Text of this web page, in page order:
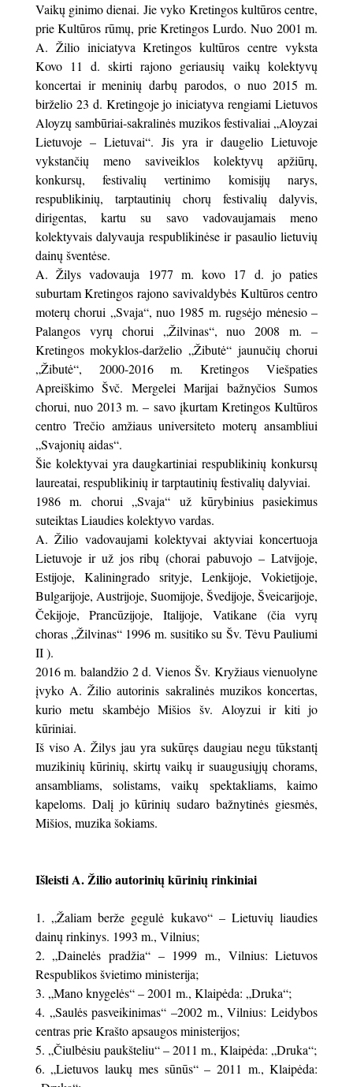
Vaikų ginimo dienai. Jie vyko Kretingos kultūros centre,
prie Kultūros rūmų, prie Kretingos Lurdo. Nuo 2001 m.
A. Žilio iniciatyva Kretingos kultūros centre vyksta
Kovo 11 d. skirti rajono geriausių vaikų kolektyvų
koncertai ir meninių darbų parodos, o nuo 2015 m.
birželio 23 d. Kretingoje jo iniciatyva rengiami Lietuvos
Aloyzų sambūriai-sakralinės muzikos festivaliai „Aloyzai
Lietuvoje – Lietuvai“. Jis yra ir daugelio Lietuvoje
vykstančių meno saviveiklos kolektyvų apžiūrų,
konkursų, festivalių vertinimo komisijų narys,
respublikinių, tarptautinių chorų festivalių dalyvis,
dirigentas, kartu su savo vadovaujamais meno
kolektyvais dalyvauja respublikinėse ir pasaulio lietuvių
dainų šventėse.
A. Žilys vadovauja 1977 m. kovo 17 d. jo paties
suburtam Kretingos rajono savivaldybės Kultūros centro
moterų chorui „Svaja“, nuo 1985 m. rugsėjo mėnesio –
Palangos vyrų chorui „Žilvinas“, nuo 2008 m. –
Kretingos mokyklos-darželio „Žibutė“ jaunučių chorui
„Žibutė“, 2000-2016 m. Kretingos Viešpaties
Apreiškimo Švč. Mergelei Marijai bažnyčios Sumos
chorui, nuo 2013 m. – savo įkurtam Kretingos Kultūros
centro Trečio amžiaus universiteto moterų ansambliui
„Svajonių aidas“.
Šie kolektyvai yra daugkartiniai respublikinių konkursų
laureatai, respublikinių ir tarptautinių festivalių dalyviai.
1986 m. chorui „Svaja“ už kūrybinius pasiekimus
suteiktas Liaudies kolektyvo vardas.
A. Žilio vadovaujami kolektyvai aktyviai koncertuoja
Lietuvoje ir už jos ribų (chorai pabuvojo – Latvijoje,
Estijoje, Kaliningrado srityje, Lenkijoje, Vokietijoje,
Bulgarijoje, Austrijoje, Suomijoje, Švedijoje, Šveicarijoje,
Čekijoje, Prancūzijoje, Italijoje, Vatikane (čia vyrų
choras „Žilvinas“ 1996 m. susitiko su Šv. Tėvu Pauliumi
II ).
2016 m. balandžio 2 d. Vienos Šv. Kryžiaus vienuolyne
įvyko A. Žilio autorinis sakralinės muzikos koncertas,
kurio metu skambėjo Mišios šv. Aloyzui ir kiti jo
kūriniai.
Iš viso A. Žilys jau yra sukūręs daugiau negu tūkstantį
muzikinių kūrinių, skirtų vaikų ir suaugusiųjų chorams,
ansambliams, solistams, vaikų spektakliams, kaimo
kapeloms. Dalį jo kūrinių sudaro bažnytinės giesmės,
Mišios, muzika šokiams.
Išleisti A. Žilio autorinių kūrinių rinkiniai
„Žaliam berže gegulė kukavo“ – Lietuvių liaudies
dainų rinkinys. 1993 m., Vilnius;
„Dainelės pradžia“ – 1999 m., Vilnius: Lietuvos
Respublikos švietimo ministerija;
„Mano knygelės“ – 2001 m., Klaipėda: „Druka“;
„Saulės pasveikinimas“ –2002 m., Vilnius: Leidybos
centras prie Krašto apsaugos ministerijos;
„Čiulbėsiu paukšteliu“ – 2011 m., Klaipėda: „Druka“;
„Lietuvos laukų mes sūnūs“ – 2011 m., Klaipėda: